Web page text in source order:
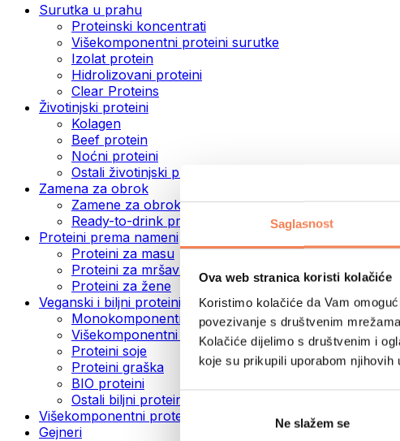
Saglasnost
Ova web stranica koristi kolačiće
Koristimo kolačiće da Vam
povezivanje s društvenim
Kolačiće dijelimo s društvenim i
koje su prikupili uporabom
Ne slažem se
Surutka u prahu
Proteinski koncentrati
Višekomponentni proteini surutke
Izolat protein
Hidrolizovani proteini
Clear Proteins
Životinjski proteini
Kolagen
Beef protein
Noćni proteini
Ostali životinjski proteini
Zamena za obrok
Zamene za obrok u prahu
Ready-to-drink proteinski napici
Proteini prema nameni
Proteini za masu
Proteini za mršavljenje
Proteini za žene
Veganski i biljni proteini
Monokomponentni veganski proteini
Višekomponentni veganski proteini
Proteini soje
Proteini graška
BIO proteini
Ostali biljni proteini
Višekomponentni proteini
Gejneri